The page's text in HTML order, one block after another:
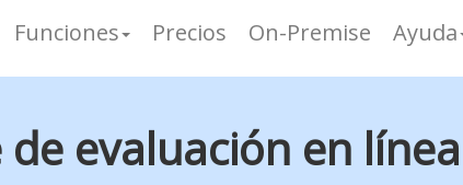
Funciones Precios On-Premise Ayuda
evaluación en